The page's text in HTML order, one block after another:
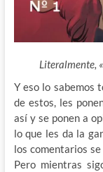
Literalmente,
Y eso lo sabemos
de estos, les
así y se ponen a
lo que les da la
los comentarios
Pero mientras